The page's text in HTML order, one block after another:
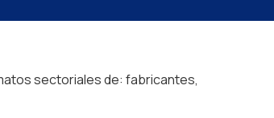
sectoriales de: fabricantes,